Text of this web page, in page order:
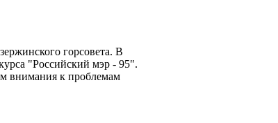
горсовета. В
"Российский мэр - 95".
внимания к проблемам